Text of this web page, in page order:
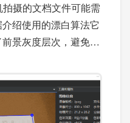
摄的文档文件可能需
绍使用的漂白算法它
景灰度层次，避免文